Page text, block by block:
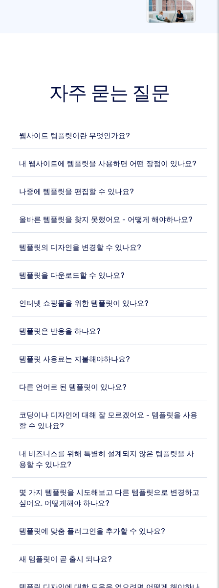
자주 묻는 질문
웹사이트 템플릿이란 무엇인가요?
내 웹사이트에 템플릿을 사용하면 어떤 장점이 있나요?
나중에 템플릿을 편집할 수 있나요?
올바른 템플릿을 찾지 못했어요 - 어떻게 해야하나요?
템플릿의 디자인을 변경할 수 있나요?
템플릿을 다운로드할 수 있나요?
인터넷 쇼핑몰을 위한 템플릿이 있나요?
템플릿은 반응을 하나요?
템플릿 사용료는 지불해야하나요?
다른 언어로 된 템플릿이 있나요?
코딩이나 디자인에 대해 잘 모르겠어요 - 템플릿을 사용
할 수 있나요?
내 비즈니스를 위해 특별히 설계되지 않은 템플릿을 사
용할 수 있나요?
몇 가지 템플릿을 시도해보고 다른 템플릿으로 변경하고
싶어요. 어떻게해야 하나요?
템플릿에 맞춤 플러그인을 추가할 수 있나요?
새 템플릿이 곧 출시 되나요?